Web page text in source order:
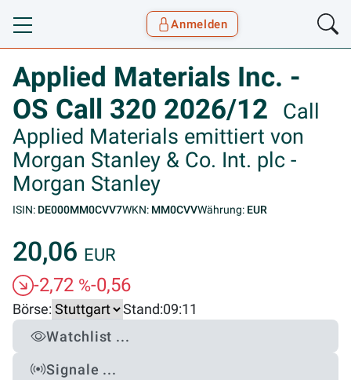
Toggle navigation
Anmelden
Applied Materials Inc. -
OS Call 320 2026/12
Call
Applied Materials emittiert von
Morgan Stanley & Co. Int. plc -
Morgan Stanley
ISIN: DE000MM0CVV7WKN: MM0CVVWährung: EUR
20,06 EUR
-2,72 %-0,56
Börse: Stand:09:11
Watchlist ...
Signale ...